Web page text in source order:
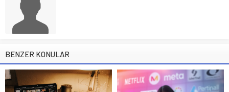
BENZER KONULAR